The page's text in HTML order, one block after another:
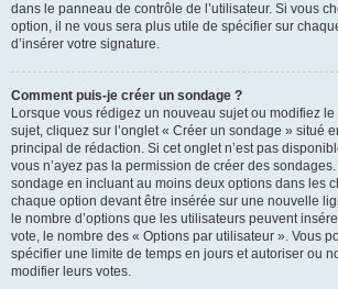
dans le panneau de contrôle de l’utilisateur. Si vous
option, il ne vous sera plus utile de spécifier sur
d’insérer votre signature.
Comment puis-je créer un sondage ?
Lorsque vous rédigez un nouveau sujet ou modifiez le
sujet, cliquez sur l’onglet « Créer un sondage » situé
principal de rédaction. Si cet onglet n’est pas
vous n’ayez pas la permission de créer des
sondage en incluant au moins deux options dans les
chaque option devant être insérée sur une nouvelle
le nombre d’options que les utilisateurs peuvent
vote, le nombre des « Options par utilisateur ». Vous
spécifier une limite de temps en jours et autoriser ou
modifier leurs votes.